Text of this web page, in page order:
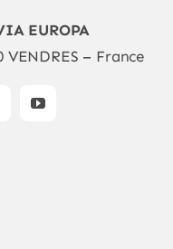
EUROPA
VENDRES – France